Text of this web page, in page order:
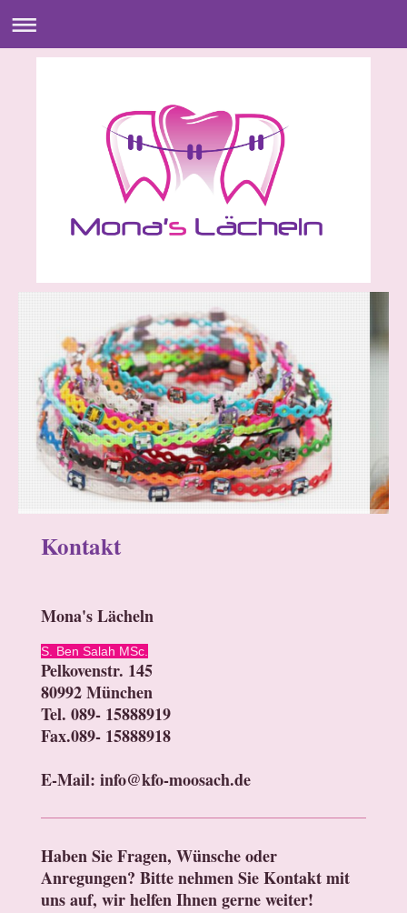
Kontakt
Mona's Lächeln
S. Ben Salah MSc.
Pelkovenstr. 145
80992 München
Tel. 089- 15888919
Fax.089- 15888918
E-Mail: info@kfo-moosach.de
Haben Sie Fragen, Wünsche oder
Anregungen? Bitte nehmen Sie Kontakt mit
uns auf, wir helfen Ihnen gerne weiter!